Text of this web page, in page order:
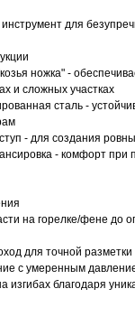
для
ножка" -
и сложных участках
сталь -
- для создания
- комфорт при
на горелке/фене до
для точной разметки
с умеренным
изгибах благодаря